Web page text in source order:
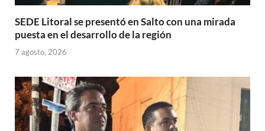
SEDE Litoral se presentó en Salto con una mirada
puesta en el desarrollo de la región
7 agosto, 2026